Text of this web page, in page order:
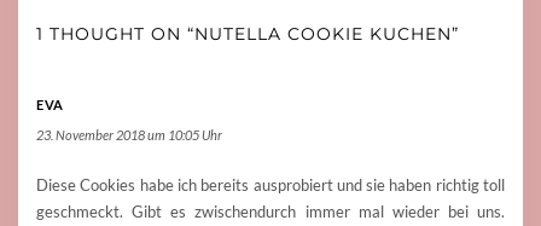
1 THOUGHT ON “NUTELLA COOKIE KUCHEN”
EVA
23. November 2018 um 10:05 Uhr
Diese Cookies habe ich bereits ausprobiert und sie haben richtig toll
geschmeckt. Gibt es zwischendurch immer mal wieder bei uns.